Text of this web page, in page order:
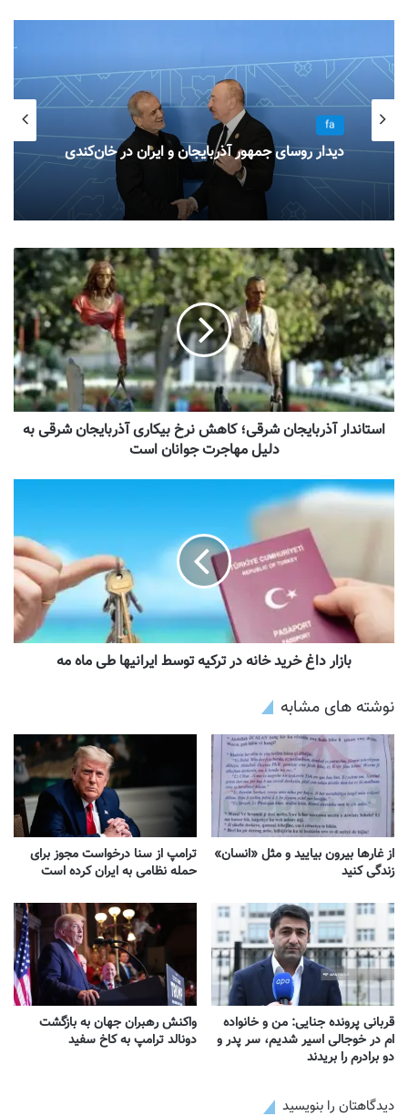
fa
دیدار روسای جمهور آذربایجان و ایران در خان‌کندی
استاندار آذربایجان شرقی؛ کاهش نرخ بیکاری آذربایجان شرقی به
دلیل مهاجرت جوانان است
بازار داغ خرید خانه در ترکیه توسط ایرانیها طی ماه مه
نوشته های مشابه
از غارها بیرون بیایید و مثل «انسان»
زندگی کنید
ترامپ از سنا درخواست مجوز برای
حمله نظامی به ایران کرده است
قربانی پرونده جنایی: من و خانواده
ام در خوجالی اسیر شدیم، سر پدر و
دو برادرم را بریدند
واکنش‌ رهبران جهان به بازگشت
دونالد ترامپ به کاخ سفید
دیدگاهتان را بنویسید